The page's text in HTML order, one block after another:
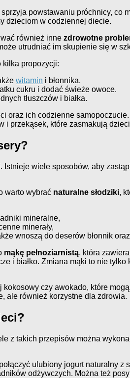
powstawaniu próchnicy, co
dzieciom w codziennej diecie.
również inne zdrowotne
utrudniać im skupienie się w
kilka propozycji:
witamin i błonnika.
cukru i dodać świeże owoce.
tłuszczów i białka.
oraz ich codzienne
przekąsek, które zasmakują
wiele sposobów, aby
warto wybrać naturalne słodziki,
mineralne,
minerały,
wnoszą do deserów błonnik
mąkę pełnoziarnistą, która
i białko. Zmiana mąki to nie
czy awokado, które
ale również korzystne dla zdrowia.
z takich przepisów można
ulubiony jogurt naturalny
odżywczych. Można też